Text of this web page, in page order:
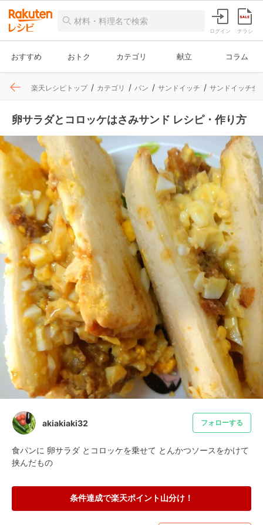
ログイン チラシ
おすすめ おトク カテゴリ 献立 コラム
楽天レシピトップ カテゴリ パン サンドイッチ サンドイッチ全
卵サラダとコロッケはさみサンド レシピ・作り方
akiakiaki32 フォローする
食パンに 卵サラダ とコロッケを乗せて とんかつソースをかけて
挟んだもの
条件達成で楽天ポイント山分け！